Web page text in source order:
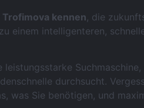
kennen, die
einem intelligenteren,
durchsucht.
was Sie benötigen, und